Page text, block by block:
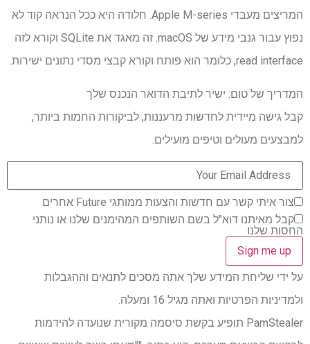
המריצים מעבדי Apple M-series. חלודה היא ככל הנראה קוד לא
נפוץ עבור גנבי מידע של macOS. זה מאגד את SQLite וקורא לזה
read interface, כלומר הוא פותח וקורא קבצי מסדי נתונים ישירות.
המדריך של טום: ישיר לתיבת הדואר הנכנס שלך
קבל גישה מיידית לחדשות מרעננות, לביקורות החמות ביותר,
למבצעים מעולים וטיפים מועילים.
צור איתי קשר עם חדשות והצעות ממותגי Future אחרים
קבל מאיתנו דוא"ל בשם השותפים המהימנים שלנו או נותני
החסות שלנו
על ידי שליחת המידע שלך אתה מסכים לתנאים וההגבלות
ולמדיניות הפרטיות ואתה מגיל 16 ומעלה.
PamStealer תופיע בקשת סיסמה מקורית שנועדה להידמות